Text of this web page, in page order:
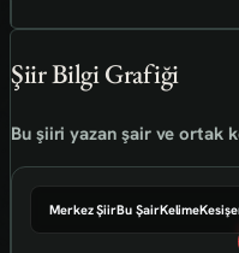
Şiir Bilgi Grafiği
Bu şiiri yazan şair ve ortak
Merkez ŞiirBu ŞairKelime